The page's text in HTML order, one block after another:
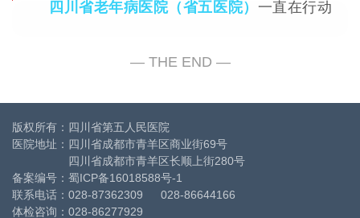
四川省老年病医院（省五医院） 一直在行动
版权所有：四川省第五人民医院
医院地址：四川省成都市青羊区商业街69号
四川省成都市青羊区长顺上街280号
备案编号： 蜀ICP备16018588号-1
联系电话：028-87362309 028-86644166
体检咨询：028-86277929